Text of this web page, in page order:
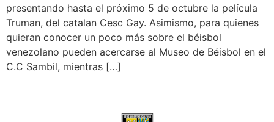
presentando hasta el próximo 5 de octubre la película
Truman, del catalan Cesc Gay. Asimismo, para quienes
quieran conocer un poco más sobre el béisbol
venezolano pueden acercarse al Museo de Béisbol en el
C.C Sambil, mientras […]